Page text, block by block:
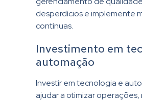
desperdícios e implemente
contínuas.
Investimento em
automação
Investir em tecnologia e
ajudar a otimizar operações,